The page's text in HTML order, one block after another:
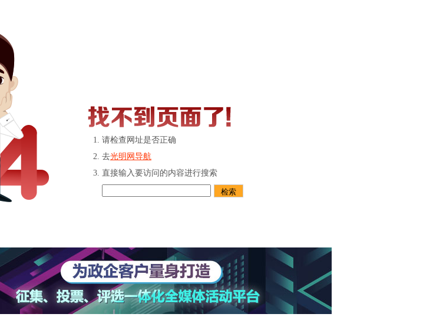
请检查网址是否正确
去光明网导航
直接输入要访问的内容进行搜索